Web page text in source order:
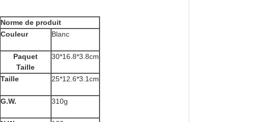
Norme de produit
Couleur Blanc
Paquet
Taille
30*16.8*3.8cm
Taille 25*12.6*3.1cm
G.W. 310g